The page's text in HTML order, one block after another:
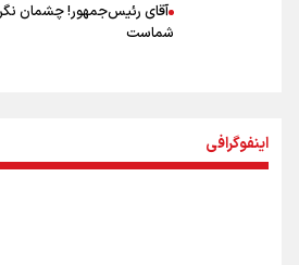
آقای رئیس‌جمهور! چشمان
شماست
اینفوگرافی